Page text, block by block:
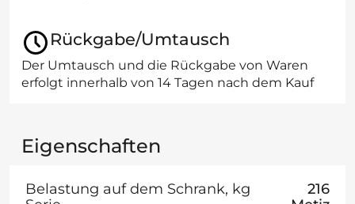
Rückgabe/Umtausch
Der Umtausch und die Rückgabe von Waren
erfolgt innerhalb von 14 Tagen nach dem Kauf
Eigenschaften
Belastung auf dem Schrank, kg
216